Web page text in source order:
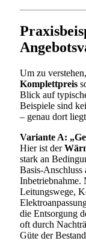
Um zu
Komplettpreis
Blick auf
Beispiele sind
– genau dort
Variante A:
Hier ist der
stark an
Basis-Anschluss
Inbetriebnahme.
Leitungswege,
die Entsorgung
oft durch
Güte der